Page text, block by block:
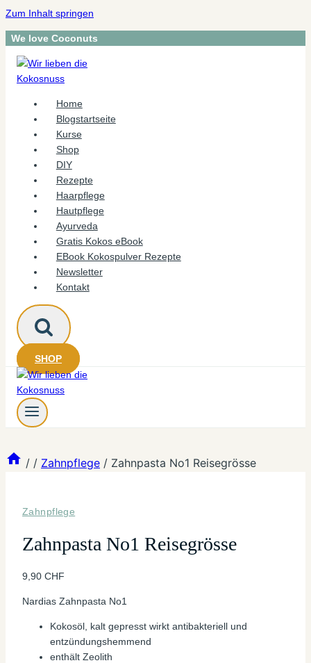
Zum Inhalt springen
We love Coconuts
Home
Blogstartseite
Kurse
Shop
DIY
Rezepte
Haarpflege
Hautpflege
Ayurveda
Gratis Kokos eBook
EBook Kokospulver Rezepte
Newsletter
Kontakt
SHOP
/ / Zahnpflege / Zahnpasta No1 Reisegrösse
Zahnpflege
Zahnpasta No1 Reisegrösse
9,90 CHF
Nardias Zahnpasta No1
Kokosöl, kalt gepresst wirkt antibakteriell und
entzündungshemmend
enthält Zeolith